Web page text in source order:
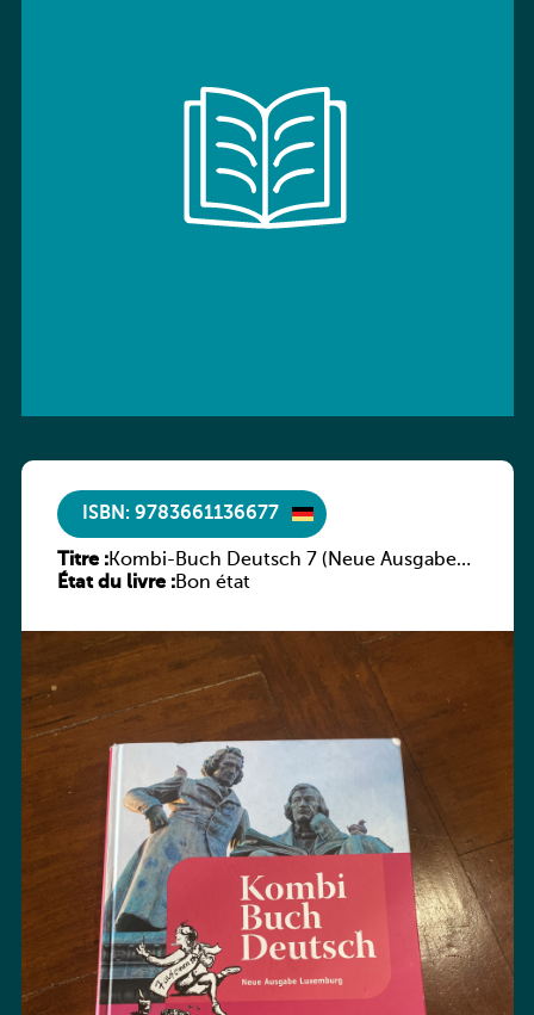
ISBN: 9783661136677
Titre :Kombi-Buch Deutsch 7 (Neue Ausgabe
Luxemburg)
État du livre :Bon état